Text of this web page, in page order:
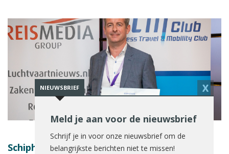
Schiphol Travel Taxi nieuwe deelnemer
NIEUWSBRIEF X
Meld je aan voor de nieuwsbrief
Schrijf je in voor onze nieuwsbrief om de
belangrijkste berichten niet te missen!